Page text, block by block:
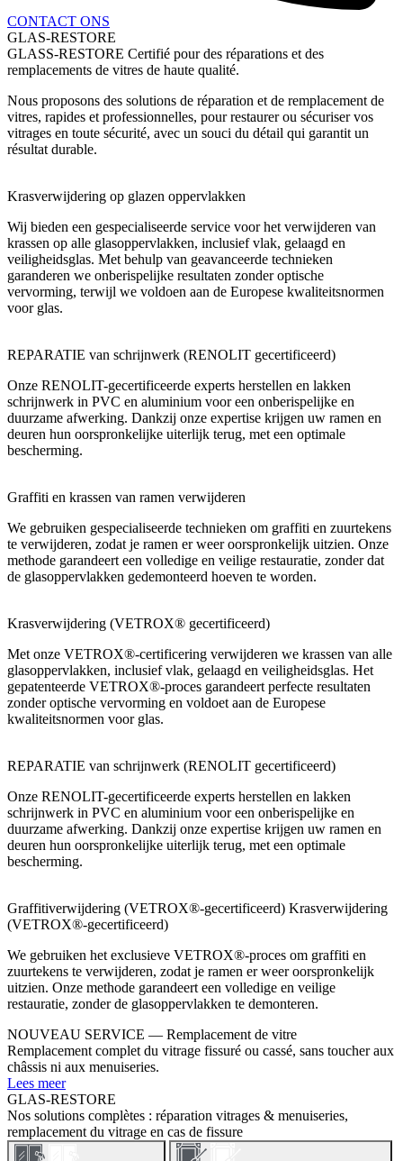
CONTACT ONS
GLAS-RESTORE
GLASS-RESTORE Certifié pour des réparations et des
remplacements de vitres de haute qualité.
Nous proposons des solutions de réparation et de remplacement de
vitres, rapides et professionnelles, pour restaurer ou sécuriser vos
vitrages en toute sécurité, avec un souci du détail qui garantit un
résultat durable.
Krasverwijdering op glazen oppervlakken
Wij bieden een gespecialiseerde service voor het verwijderen van
krassen op alle glasoppervlakken, inclusief vlak, gelaagd en
veiligheidsglas. Met behulp van geavanceerde technieken
garanderen we onberispelijke resultaten zonder optische
vervorming, terwijl we voldoen aan de Europese kwaliteitsnormen
voor glas.
REPARATIE van schrijnwerk (RENOLIT gecertificeerd)
Onze RENOLIT-gecertificeerde experts herstellen en lakken
schrijnwerk in PVC en aluminium voor een onberispelijke en
duurzame afwerking. Dankzij onze expertise krijgen uw ramen en
deuren hun oorspronkelijke uiterlijk terug, met een optimale
bescherming.
Graffiti en krassen van ramen verwijderen
We gebruiken gespecialiseerde technieken om graffiti en zuurtekens
te verwijderen, zodat je ramen er weer oorspronkelijk uitzien. Onze
methode garandeert een volledige en veilige restauratie, zonder dat
de glasoppervlakken gedemonteerd hoeven te worden.
Krasverwijdering (VETROX® gecertificeerd)
Met onze VETROX®-certificering verwijderen we krassen van alle
glasoppervlakken, inclusief vlak, gelaagd en veiligheidsglas. Het
gepatenteerde VETROX®-proces garandeert perfecte resultaten
zonder optische vervorming en voldoet aan de Europese
kwaliteitsnormen voor glas.
REPARATIE van schrijnwerk (RENOLIT gecertificeerd)
Onze RENOLIT-gecertificeerde experts herstellen en lakken
schrijnwerk in PVC en aluminium voor een onberispelijke en
duurzame afwerking. Dankzij onze expertise krijgen uw ramen en
deuren hun oorspronkelijke uiterlijk terug, met een optimale
bescherming.
Graffitiverwijdering (VETROX®-gecertificeerd) Krasverwijdering
(VETROX®-gecertificeerd)
We gebruiken het exclusieve VETROX®-proces om graffiti en
zuurtekens te verwijderen, zodat je ramen er weer oorspronkelijk
uitzien. Onze methode garandeert een volledige en veilige
restauratie, zonder de glasoppervlakken te demonteren.
NOUVEAU SERVICE — Remplacement de vitre
Remplacement complet du vitrage fissuré ou cassé, sans toucher aux
châssis ni aux menuiseries.
Lees meer
GLAS-RESTORE
Nos solutions complètes : réparation vitrages & menuiseries,
remplacement du vitrage en cas de fissure